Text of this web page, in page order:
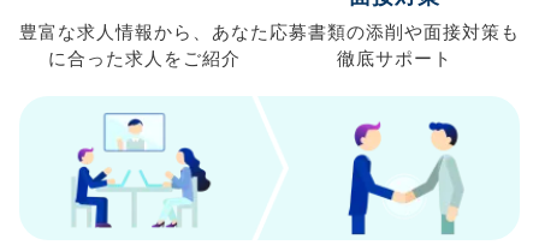
豊富な求人情報から、 あなた
に合った求人を ご紹介
応募書類の添削や面接対策も
徹底サポート